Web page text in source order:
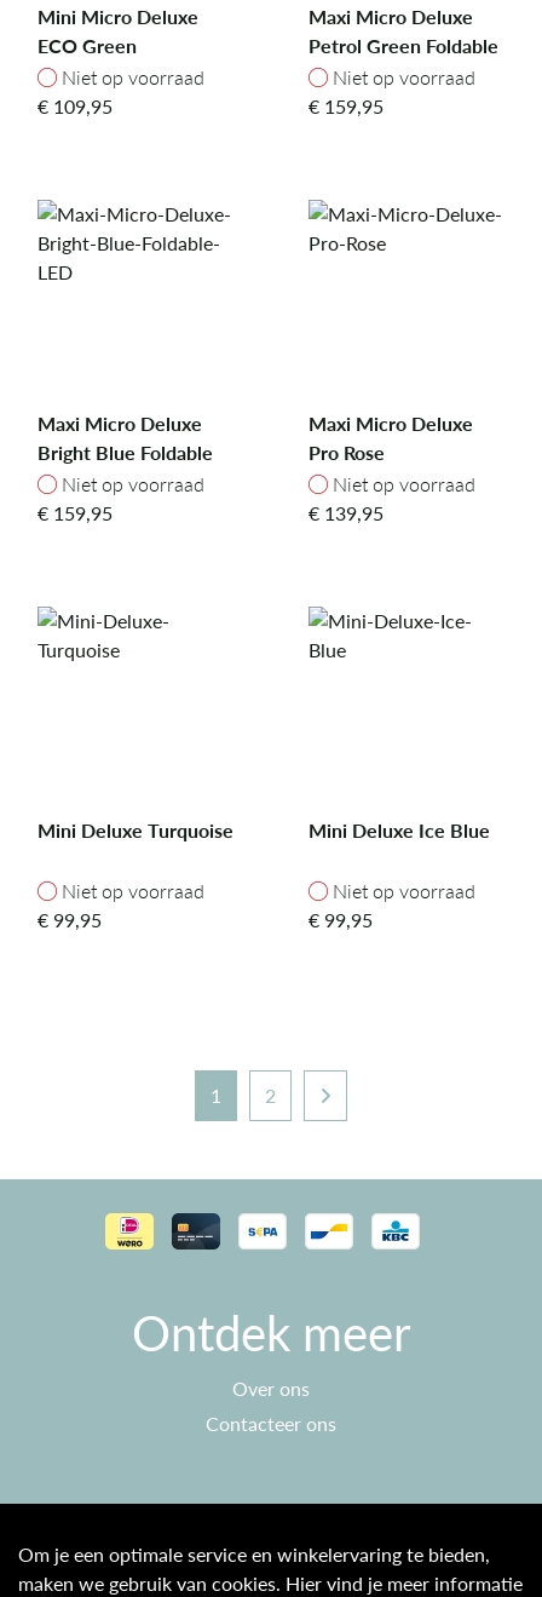
Mini Micro Deluxe
ECO Green
Niet op voorraad
Niet op voorraad
€ 109,95
Maxi Micro Deluxe
Petrol Green Foldable
LEDNiet op voorraad
Niet op voorraad
€ 159,95
Maxi Micro Deluxe
Bright Blue Foldable
LEDNiet op voorraad
Niet op voorraad
€ 159,95
Maxi Micro Deluxe
Pro Rose
Niet op voorraad
Niet op voorraad
€ 139,95
Mini Deluxe Turquoise
Niet op voorraad
Niet op voorraad
€ 99,95
Mini Deluxe Ice Blue
Niet op voorraad
Niet op voorraad
€ 99,95
1 2
Ontdek meer
Over ons
Contacteer ons
Algemene voorwaarden
Om je een optimale service en winkelervaring te bieden,
maken we gebruik van cookies. Hier vind je meer informatie